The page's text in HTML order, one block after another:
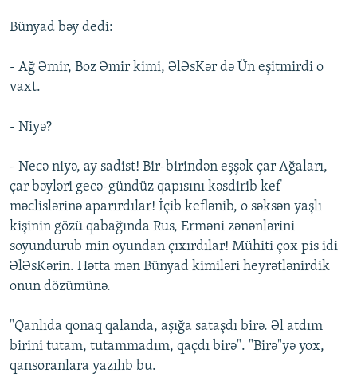
Bünyad bəy dedi:
- Ağ Əmir, Boz Əmir kimi, ƏlƏsKər də Ün eşitmirdi o
vaxt.
- Niyə?
- Necə niyə, ay sadist! Bir-birindən eşşək çar Ağaları,
çar bəyləri gecə-gündüz qapısını kəsdirib kef
məclislərinə aparırdılar! İçib keflənib, o səksən yaşlı
kişinin gözü qabağında Rus, Erməni zənənlərini
soyundurub min oyundan çıxırdılar! Mühiti çox pis idi
ƏlƏsKərin. Hətta mən Bünyad kimiləri heyrətlənirdik
onun dözümünə.
"Qanlıda qonaq qalanda, aşığa sataşdı birə. Əl atdım
birini tutam, tutammadım, qaçdı birə". "Birə"yə yox,
qansoranlara yazılıb bu.